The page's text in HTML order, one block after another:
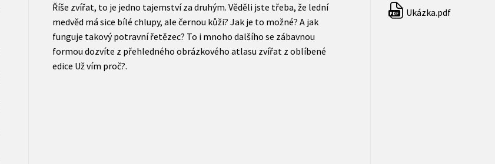
Říše zvířat, to je jedno tajemství za druhým. Věděli jste třeba, že lední
medvěd má sice bílé chlupy, ale černou kůži? Jak je to možné? A jak
funguje takový potravní řetězec? To i mnoho dalšího se zábavnou
formou dozvíte z přehledného obrázkového atlasu zvířat z oblíbené
edice Už vím proč?.
PDF Ukázka.pdf